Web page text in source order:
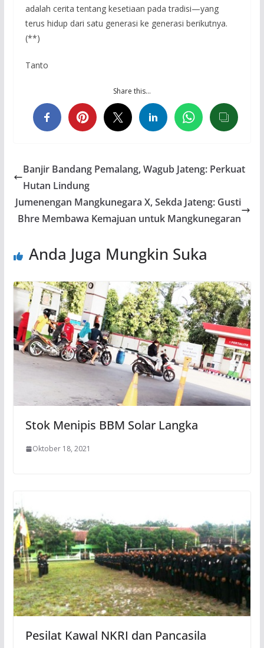
adalah cerita tentang kesetiaan pada tradisi—yang
terus hidup dari satu generasi ke generasi berikutnya.
(**)
Tanto
Share this…
Banjir Bandang Pemalang, Wagub Jateng: Perkuat
Hutan Lindung
Jumenengan Mangkunegara X, Sekda Jateng: Gusti
Bhre Membawa Kemajuan untuk Mangkunegaran
Anda Juga Mungkin Suka
Stok Menipis BBM Solar Langka
Oktober 18, 2021
Pesilat Kawal NKRI dan Pancasila